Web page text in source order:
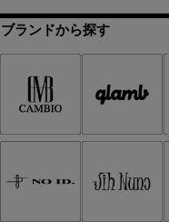
ブランドから探す